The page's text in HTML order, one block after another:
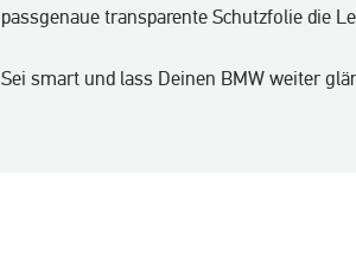
passgenaue transparente Schutzfolie die
Sei smart und lass Deinen BMW weiter